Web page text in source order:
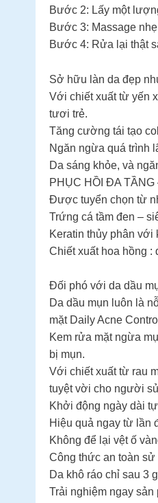
Bước 2: Lấy một
Bước 3: Massage
Bước 4: Rửa lại thật
Sở hữu làn da đẹp
Với chiết xuất từ yến
tươi trẻ.
Tăng cường tái tạo
Ngăn ngừa quá trình
Da sáng khỏe, và
PHỤC HỒI ĐA TẦNG
Được tuyển chọn từ
Trứng cá tầm đen –
Keratin thủy phân với
Chiết xuất hoa hồng :
Đối phó với da dầu
Da dầu mụn luôn là
mặt Daily Acne
Kem rửa mặt ngừa
bị mụn.
Với chiết xuất từ rau
tuyệt vời cho người
Khởi động ngày dài
Hiệu quả ngay từ lần
Không để lại vệt ố
Công thức an toàn
Da khô ráo chỉ sau 3
Trải nghiệm ngay sản